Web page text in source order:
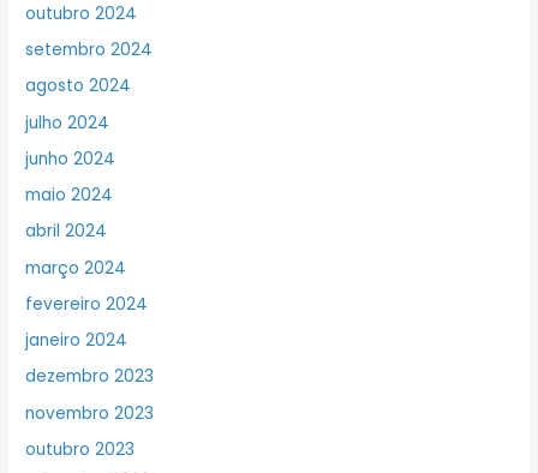
outubro 2024
setembro 2024
agosto 2024
julho 2024
junho 2024
maio 2024
abril 2024
março 2024
fevereiro 2024
janeiro 2024
dezembro 2023
novembro 2023
outubro 2023